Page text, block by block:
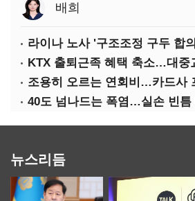
배희
라이나 노사 '구조조정 구두 합
뉴스리듬